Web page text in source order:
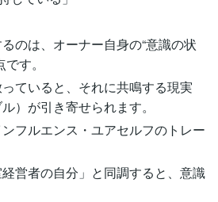
のは、オーナー自身の“意識の状
す。
ていると、それに共鳴する現実
）が引き寄せられます。
フルエンス・ユアセルフのトレー
営者の自分」と同調すると、意識